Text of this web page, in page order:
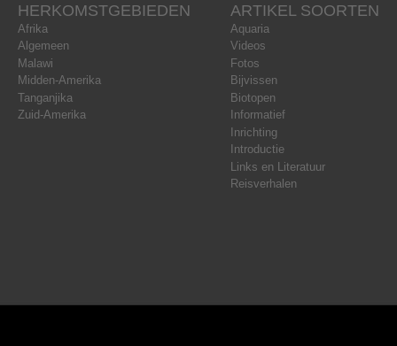
HERKOMSTGEBIEDEN
Afrika
Algemeen
Malawi
Midden-Amerika
Tanganjika
Zuid-Amerika
ARTIKEL SOORTEN
Aquaria
Videos
Fotos
Bijvissen
Biotopen
Informatief
Inrichting
Introductie
Links en Literatuur
Reisverhalen